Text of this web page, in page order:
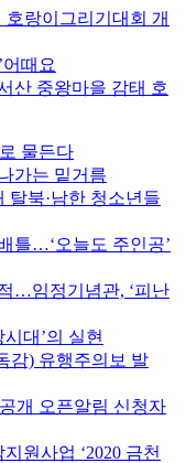
호랑이그리기대회 개
때요
산 중왕마을 감태 호
물든다
가는 밑거름
탈북·남한 청소년들
틀…‘오늘도 주인공’
…임정기념관, ‘피난
대’의 실현
감) 유행주의보 발
개 오픈알림 신청자
원사업 ‘2020 금천